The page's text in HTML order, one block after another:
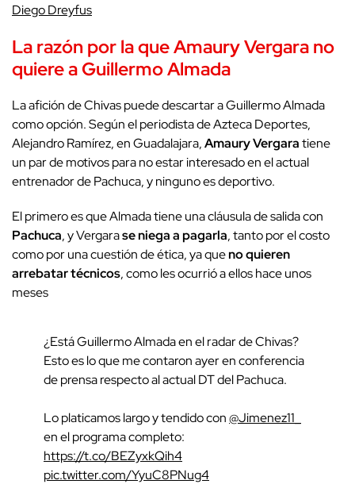
Diego Dreyfus
La razón por la que Amaury Vergara no
quiere a Guillermo Almada
La afición de Chivas puede descartar a Guillermo Almada
como opción. Según el periodista de Azteca Deportes,
Alejandro Ramírez, en Guadalajara,Amaury Vergaratiene
un par de motivos para no estar interesado en el actual
entrenador de Pachuca, y ninguno es deportivo.
El primero es que Almada tiene una cláusula de salida con
Pachuca, y Vergarase niega a pagarla, tanto por el costo
como por una cuestión de ética, ya queno quieren
arrebatar técnicos, como les ocurrió a ellos hace unos
meses
¿Está Guillermo Almada en el radar de Chivas?
Esto es lo que me contaron ayer en conferencia
de prensa respecto al actual DT del Pachuca.
Lo platicamos largo y tendido con@Jimenez11_
en el programa completo:
https://t.co/BEZyxkQih4
pic.twitter.com/YyuC8PNug4